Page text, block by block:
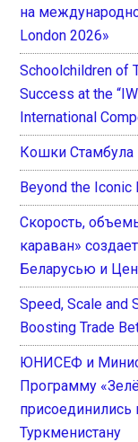
на
London 2026»
Schoolchildren of
Success at the
International
Кошки Стамбула
Beyond the Iconic
Скорость,
караван»
Беларусью и
Speed, Scale and
Boosting Trade
ЮНИСЕФ и
Программу
присоединились
Туркменистану